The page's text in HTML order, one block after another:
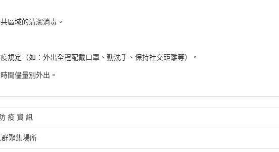
區域的清潔消毒。
定（如：外出全程配戴口罩、勤洗手、保持社交距離等）。
間儘量別外出。
疫 資 訊
聚集場所